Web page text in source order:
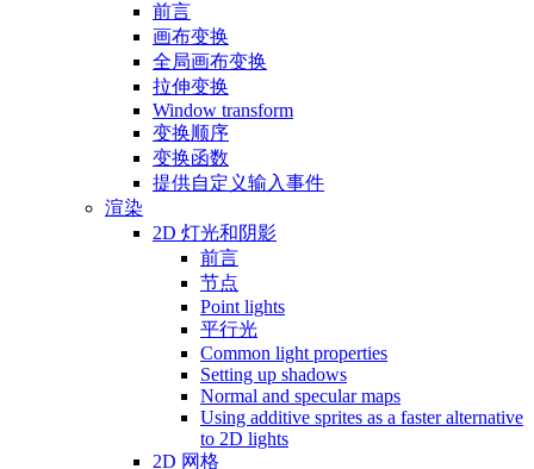
前言
画布变换
全局画布变换
拉伸变换
Window transform
变换顺序
变换函数
提供自定义输入事件
渲染
2D 灯光和阴影
前言
节点
Point lights
平行光
Common light properties
Setting up shadows
Normal and specular maps
Using additive sprites as a faster alternative
to 2D lights
2D 网格